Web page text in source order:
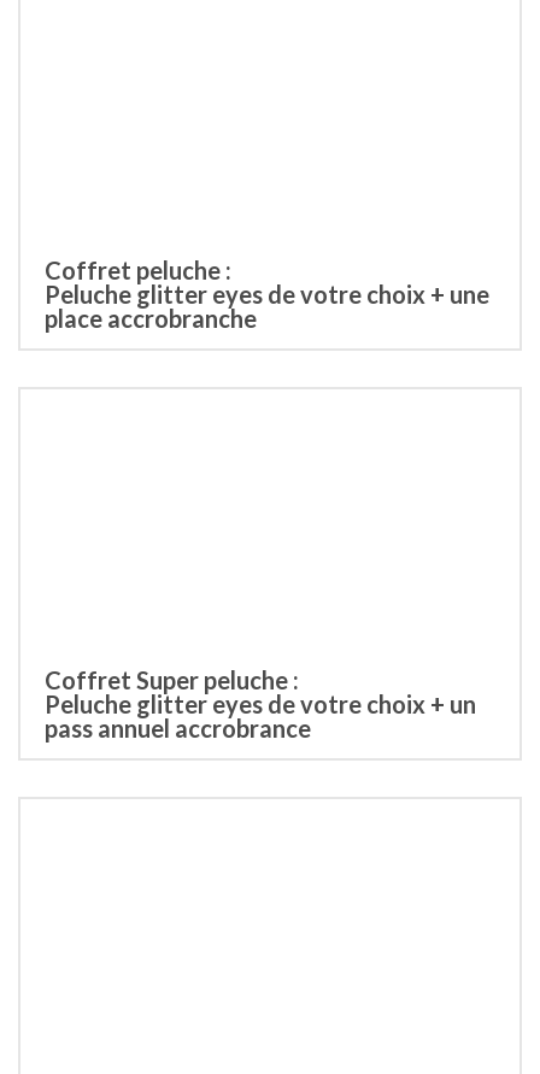
Coffret peluche :
Peluche glitter eyes de votre choix + une
place accrobranche
Coffret Super peluche :
Peluche glitter eyes de votre choix + un
pass annuel accrobrance